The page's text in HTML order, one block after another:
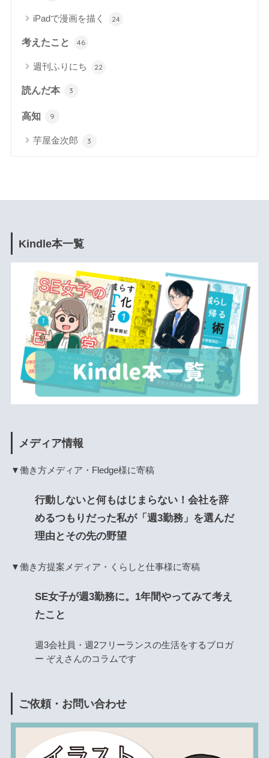
iPadで漫画を描く 24
考えたこと 46
週刊ふりにち 22
読んだ本 3
高知 9
芋屋金次郎 3
Kindle本一覧
メディア情報
▼働き方メディア・Fledge様に寄稿
行動しないと何もはじまらない！会社を辞
めるつもりだった私が「週3勤務」を選んだ
理由とその先の野望
▼働き方提案メディア・くらしと仕事様に寄稿
SE女子が週3勤務に。1年間やってみて考え
たこと
週3会社員・週2フリーランスの生活をするブロガ
ー ぞえさんのコラムです
ご依頼・お問い合わせ